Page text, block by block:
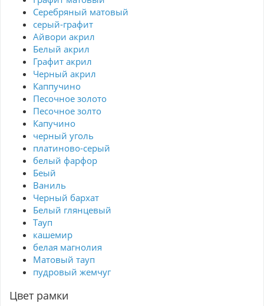
Серебряный матовый
серый-графит
Айвори акрил
Белый акрил
Графит акрил
Черный акрил
Каппучино
Песочное золото
Песочное золто
Капучино
черный уголь
платиново-серый
белый фарфор
Беый
Ваниль
Черный бархат
Белый глянцевый
Тауп
кашемир
белая магнолия
Матовый тауп
пудровый жемчуг
Цвет рамки